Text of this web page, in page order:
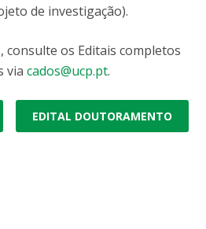
de investigação).
consulte os Editais completos
via cados@ucp.pt.
EDITAL DOUTORAMENTO